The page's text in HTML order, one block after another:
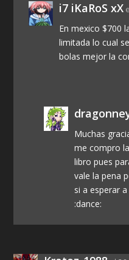
i7 iKaRoS xX
En mexico $700
limitada lo cual
bolas mejor la
Muchas
me compro
libro pues
vale la pena
si a esperar
:dance: